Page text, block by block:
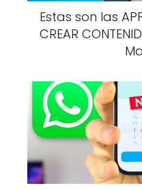
Estas son las
CREAR